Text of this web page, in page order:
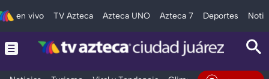
en vivo TV Azteca Azteca UNO Azteca 7 Deportes